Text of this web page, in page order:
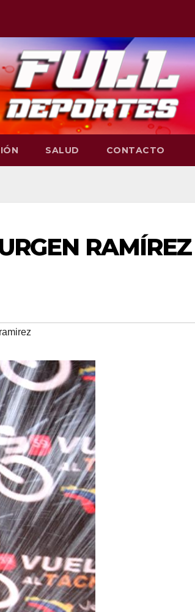
SALUD CONTACTO
RAMÍREZ